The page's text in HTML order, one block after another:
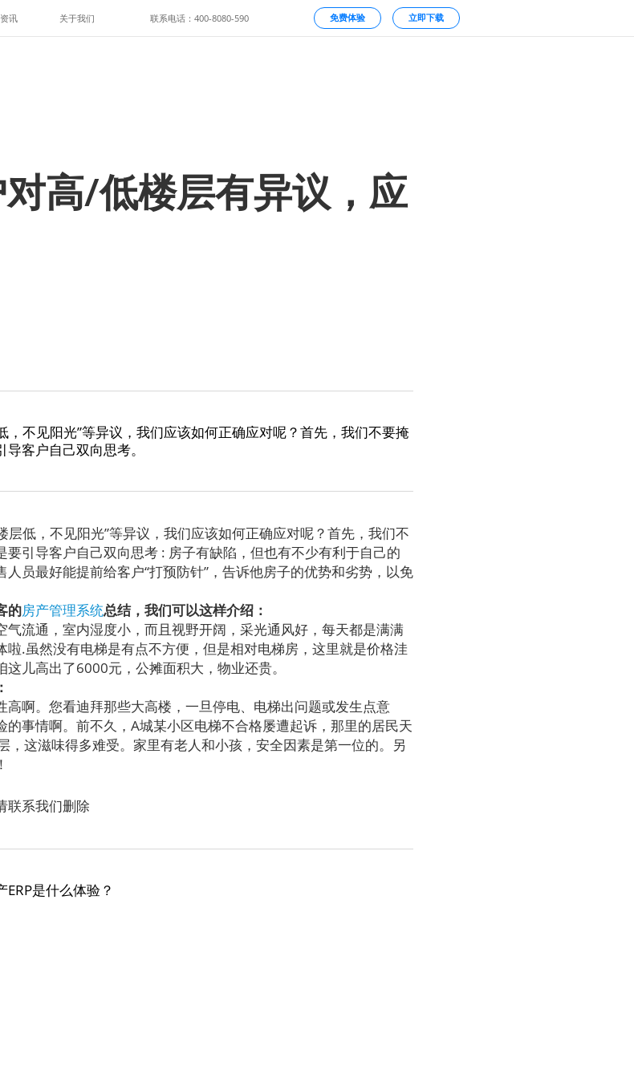
讯 关于我们 联系电话：400-8080-590 免费体验 立即下载
高/低楼层有异议，应
，不见阳光”等异议，我们应该如何正确应对呢？首先，我们不要掩
客户自己双向思考。
低，不见阳光”等异议，我们应该如何正确应对呢？首先，我们不
引导客户自己双向思考 : 房子有缺陷，但也有不少有利于自己的
员最好能提前给客户“打预防针”，告诉他房子的优势和劣势，以免
的房产管理系统总结，我们可以这样介绍：
流通，室内湿度小，而且视野开阔，采光通风好，每天都是满满
.虽然没有电梯是有点不方便，但是相对电梯房，这里就是价格洼
儿高出了6000元，公摊面积大，物业还贵。
啊。您看迪拜那些大高楼，一旦停电、电梯出问题或发生点意
事情啊。前不久，A城某小区电梯不合格屡遭起诉，那里的居民天
，这滋味得多难受。家里有老人和小孩，安全因素是第一位的。另
联系我们删除
是什么体验？